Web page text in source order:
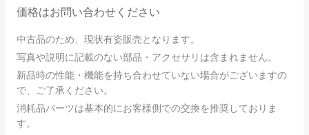
価格はお問い合わせください
中古品のため、現状有姿販売となります。
写真や説明に記載のない部品・アクセサリは含まれません。
新品時の性能・機能を持ち合わせていない場合がございますの
で、ご了承ください。
消耗品パーツは基本的にお客様側での交換を推奨しておりま
す。